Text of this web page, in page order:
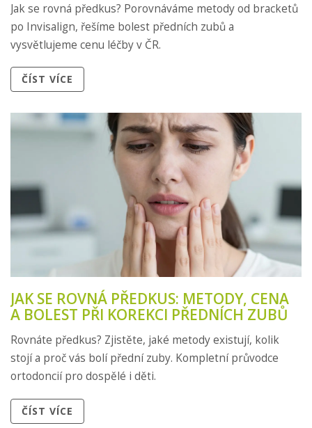
Jak se rovná předkus? Porovnáváme metody od bracketů
po Invisalign, řešíme bolest předních zubů a
vysvětlujeme cenu léčby v ČR.
ČÍST VÍCE
JAK SE ROVNÁ PŘEDKUS: METODY, CENA
A BOLEST PŘI KOREKCI PŘEDNÍCH ZUBŮ
Rovnáte předkus? Zjistěte, jaké metody existují, kolik
stojí a proč vás bolí přední zuby. Kompletní průvodce
ortodoncií pro dospělé i děti.
ČÍST VÍCE